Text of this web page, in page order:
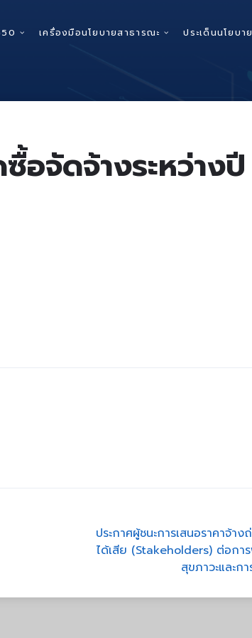
เครื่องมือนโยบายสาธารณะ ประเด็นนโยบา
ซื้อจัดจ้างระหว่า
ประกาศผู้ชนะการเสนอราคาจ้า
ได้เสีย (Stakeholders) ต่อก
สุขภาวะและก